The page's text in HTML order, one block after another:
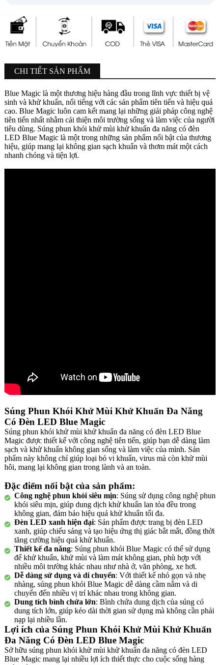
CHI TIẾT SẢN PHẨM
Blue Magic là một thương hiệu hàng đầu trong lĩnh vực thiết bị vệ
sinh và khử khuẩn, nổi tiếng với các sản phẩm tiên tiến và hiệu quả
cao. Blue Magic luôn cam kết mang lại những giải pháp công nghệ
tiên tiến nhất nhằm cải thiện môi trường sống và làm việc của người
tiêu dùng. Súng phun khói khử mùi khử khuẩn đa năng có đèn
LED Blue Magic là một trong những sản phẩm nổi bật của thương
hiệu, giúp mang lại không gian sạch khuẩn và thơm mát một cách
nhanh chóng và tiện lợi.
Súng Phun Khói Khử Mùi Khử Khuẩn Đa Năng
Có Đèn LED Blue Magic
Súng phun khói khử mùi khử khuẩn đa năng có đèn LED Blue
Magic được thiết kế với công nghệ tiên tiến, giúp bạn dễ dàng làm
sạch và khử khuẩn không gian sống và làm việc của mình. Sản
phẩm này không chỉ giúp loại bỏ vi khuẩn, virus mà còn khử mùi
hôi, mang lại không gian trong lành và an toàn.
Đặc điểm nổi bật của sản phẩm:
Công nghệ phun khói siêu mịn: Súng sử dụng công nghệ phun
khói siêu mịn, giúp dung dịch khử khuẩn lan tỏa đều trong
không gian, đảm bảo hiệu quả khử khuẩn tối đa.
Đèn LED xanh hiện đại: Sản phẩm được trang bị đèn LED
xanh, giúp chiếu sáng và tạo hiệu ứng thị giác bắt mắt, đồng thời
tăng cường hiệu quả khử khuẩn.
Thiết kế đa năng: Súng phun khói Blue Magic có thể sử dụng
để khử khuẩn, khử mùi và làm mát không gian, phù hợp với
nhiều môi trường khác nhau như nhà ở, văn phòng, xe hơi.
Dễ dàng sử dụng và di chuyển: Với thiết kế nhỏ gọn và nhẹ
nhàng, súng phun khói Blue Magic dễ dàng cầm nắm và di
chuyển đến nhiều vị trí khác nhau trong không gian.
Dung tích bình chứa lớn: Bình chứa dung dịch của súng có
dung tích lớn, giúp kéo dài thời gian sử dụng mà không cần phải
nạp lại nhiều lần.
Lợi ích của Súng Phun Khói Khử Mùi Khử Khuẩn
Đa Năng Có Đèn LED Blue Magic
Sở hữu súng phun khói khử mùi khử khuẩn đa năng có đèn LED
Blue Magic mang lại nhiều lợi ích thiết thực cho cuộc sống hàng